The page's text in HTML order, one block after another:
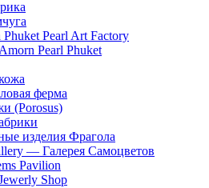
Pearl Art Factory
Pearl Phuket
ферма
(Porosus)
изделия Фрагола
— Галерея Самоцветов
Pavilion
Shop